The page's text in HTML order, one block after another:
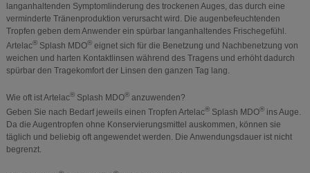
langanhaltenden Symptomlinderung des trockenen Auges, das durch eine
verminderte Tränenproduktion verursacht wird. Die augenbefeuchtenden
Tropfen geben dem Anwender ein spürbar langanhaltendes Frischegefühl.
Artelac®Splash MDO®eignet sich für die Benetzung und Nachbenetzung von
weichen und harten Kontaktlinsen während des Tragens und erhöht dadurch
spürbar den Tragekomfort der Linsen den ganzen Tag lang.
Wie oft ist Artelac®Splash MDO®anzuwenden?
Geben Sie nach Bedarf jeweils einen Tropfen Artelac®Splash MDO®ins Auge.
Da die Augentropfen ohne Konservierungsmittel auskommen, können sie
täglich und beliebig oft angewendet werden. Die Anwendungsdauer ist nicht
begrenzt.